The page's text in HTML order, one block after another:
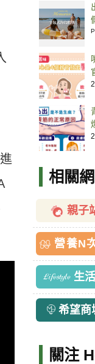
相關
親子
營養N
生
希望商
關注